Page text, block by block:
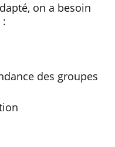
on a besoin
des groupes